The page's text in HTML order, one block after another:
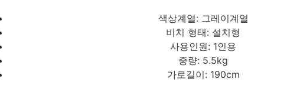
색상계열: 그레이계열
비치 형태: 설치형
사용인원: 1인용
중량: 5.5kg
가로길이: 190cm